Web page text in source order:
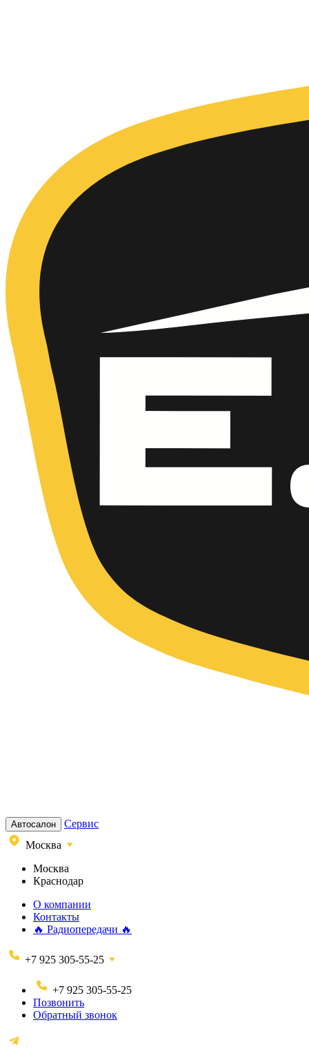
Автосалон
Сервис
Москва
Москва
Краснодар
О компании
Контакты
🔥 Радиопередачи 🔥
+7 925 305-55-25
+7 925 305-55-25
Позвонить
Обратный звонок